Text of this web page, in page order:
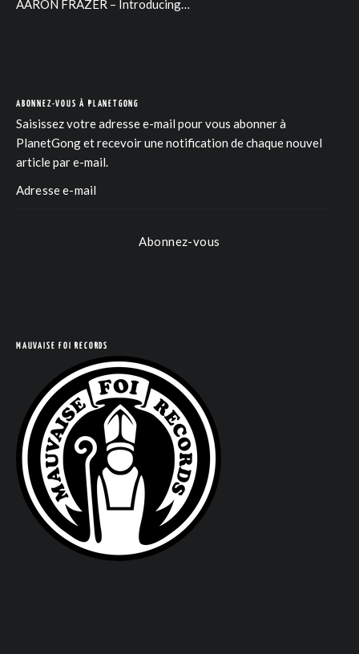
AARON FRAZER – Introducing…
ABONNEZ-VOUS À PLANETGONG
Saisissez votre adresse e-mail pour vous abonner à
PlanetGong et recevoir une notification de chaque nouvel
article par e-mail.
Abonnez-vous
MAUVAISE FOI RECORDS